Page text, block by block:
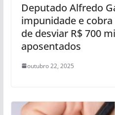
Deputado Alfredo
impunidade e
de desviar R$ 700
aposentados
outubro 22, 2025